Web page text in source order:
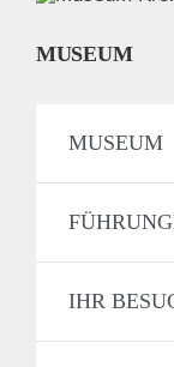
MUSEUM
MUSEUM
IHR